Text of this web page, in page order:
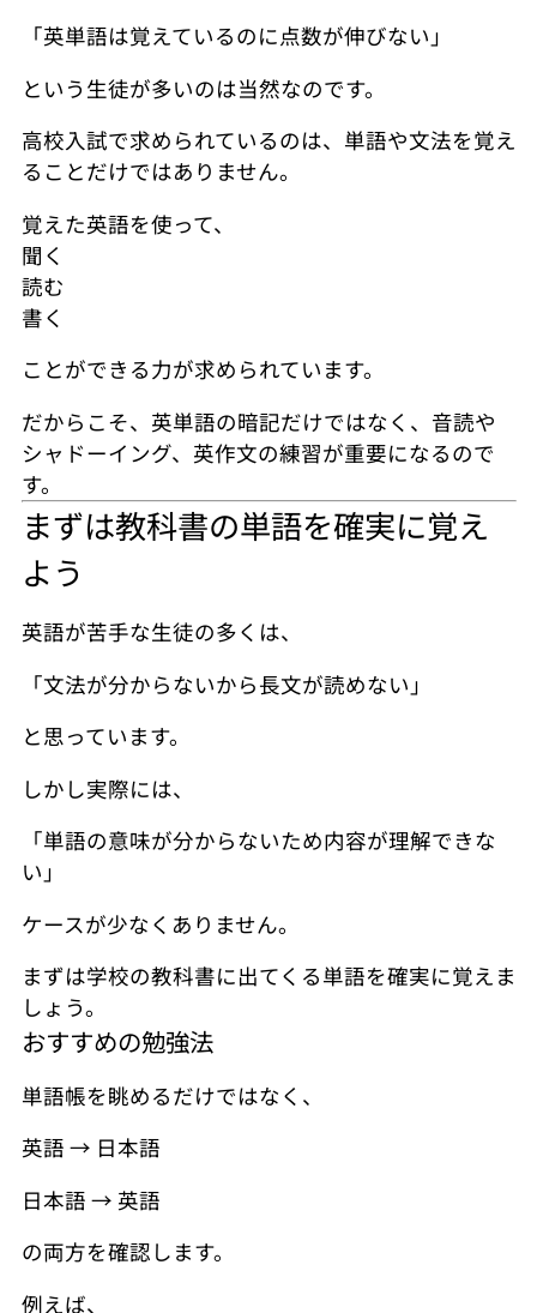
「英単語は覚えているのに点数が伸びない」
という生徒が多いのは当然なのです。
高校入試で求められているのは、単語や文法を覚え
ることだけではありません。
覚えた英語を使って、
聞く
読む
書く
ことができる力が求められています。
だからこそ、英単語の暗記だけではなく、音読や
シャドーイング、英作文の練習が重要になるので
す。
まずは教科書の単語を確実に覚え
よう
英語が苦手な生徒の多くは、
「文法が分からないから長文が読めない」
と思っています。
しかし実際には、
「単語の意味が分からないため内容が理解できな
い」
ケースが少なくありません。
まずは学校の教科書に出てくる単語を確実に覚えま
しょう。
おすすめの勉強法
単語帳を眺めるだけではなく、
英語 → 日本語
日本語 → 英語
の両方を確認します。
例えば、